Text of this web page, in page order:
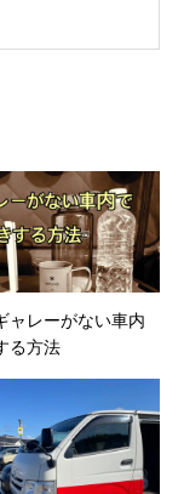
かっけに、フリ
上円了哲学塾の第
ェ＠神保町」の世
ツ」のオンライン
味は考えること。
ャレーがない車内
る方法